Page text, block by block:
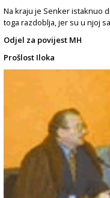
Na kraju je Senker istaknuo
toga razdoblja, jer su u njoj
Odjel za povijest MH
Prošlost Iloka